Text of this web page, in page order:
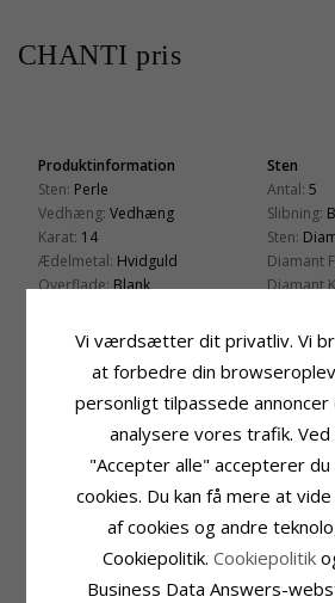
CHANTI pris
Produktinformation
Sten: Perle
Vedhæng: Vedhæng
Karat: 14
Ædelmetal: Hvidguld
Overflade:Blank
Sten
Antal: 5
Slibning:
Sten:
Diamant
Diamant
Perletype:
Ferskvandsperle
Fatning
Højde
Leveringstid:2-3 Hverdage
Passer
Slange
Venezia
KUNDER DER HAR
OGSÁ
Vi værdsætter dit privatliv. Vi
at forbedre din
personligt tilpassede annoncer
analysere vores trafik. Ved
"Accepter alle" accepterer
cookies. Du kan få mere at
af cookies og andre
Cookiepolitik. Cookiepolitik
Business Data Answers-